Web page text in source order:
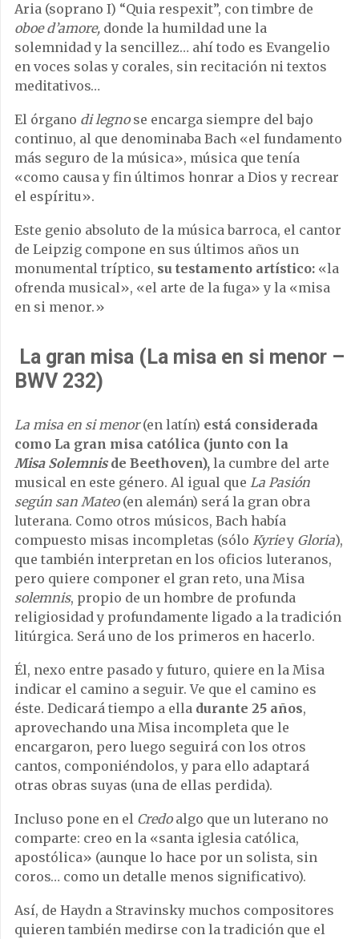
Aria (soprano I) “Quia respexit”, con timbre de
oboe d’amore, donde la humildad une la
solemnidad y la sencillez… ahí todo es Evangelio
en voces solas y corales, sin recitación ni textos
meditativos…
El órgano di legnose encarga siempre del bajo
continuo, al que denominaba Bach «el fundamento
más seguro de la música», música que tenía
«como causa y fin últimos honrar a Dios y recrear
el espíritu».
Este genio absoluto de la música barroca, el cantor
de Leipzig compone en sus últimos años un
monumental tríptico, su testamento artístico: «la
ofrenda musical», «el arte de la fuga» y la «misa
en si menor.»
La gran misa (La misa en si menor –
BWV 232)
La misa en si menor(en latín) está considerada
como La gran misa católica (junto con la
Misa Solemnisde Beethoven), la cumbre del arte
musical en este género. Al igual que La Pasión
según san Mateo (en alemán) será la gran obra
luterana. Como otros músicos, Bach había
compuesto misas incompletas (sólo Kyriey Gloria),
que también interpretan en los oficios luteranos,
pero quiere componer el gran reto, una Misa
solemnis, propio de un hombre de profunda
religiosidad y profundamente ligado a la tradición
litúrgica. Será uno de los primeros en hacerlo.
Él, nexo entre pasado y futuro, quiere en la Misa
indicar el camino a seguir. Ve que el camino es
éste. Dedicará tiempo a ella durante 25 años,
aprovechando una Misa incompleta que le
encargaron, pero luego seguirá con los otros
cantos, componiéndolos, y para ello adaptará
otras obras suyas (una de ellas perdida).
Incluso pone en el Credoalgo que un luterano no
comparte: creo en la «santa iglesia católica,
apostólica» (aunque lo hace por un solista, sin
coros… como un detalle menos significativo).
Así, de Haydn a Stravinsky muchos compositores
quieren también medirse con la tradición que el